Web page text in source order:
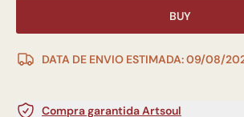
BUY
DATA DE ENVIO ESTIMADA: 09/08/
Compra garantida Artsoul